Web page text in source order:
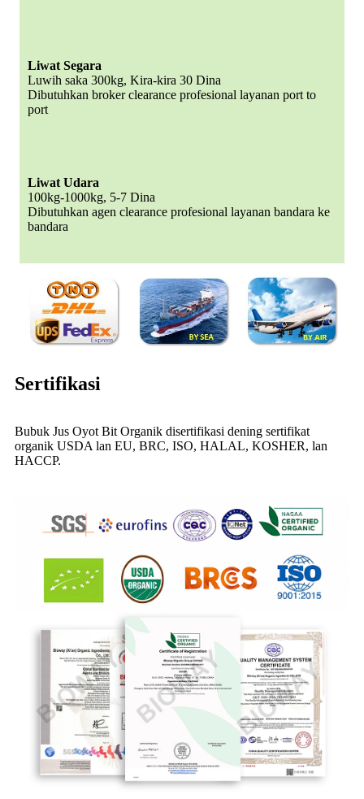
Liwat Segara
Luwih saka 300kg, Kira-kira 30 Dina
Dibutuhkan broker clearance profesional layanan port to
port
Liwat Udara
100kg-1000kg, 5-7 Dina
Dibutuhkan agen clearance profesional layanan bandara ke
bandara
Sertifikasi
Bubuk Jus Oyot Bit Organik disertifikasi dening sertifikat
organik USDA lan EU, BRC, ISO, HALAL, KOSHER, lan
HACCP.